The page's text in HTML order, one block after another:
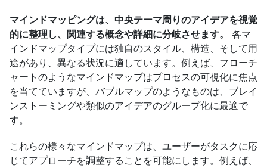
マインドマッピングは、中央テーマ周りのアイデアを視覚
的に整理し、関連する概念や詳細に分岐させます。
各マ
インドマップタイプには独自のスタイル、構造、そして用
途があり、異なる状況に適しています。例えば、フローチ
ャートのようなマインドマップはプロセスの可視化に焦点
を当てていますが、バブルマップのようなものは、ブレイ
ンストーミングや類似のアイデアのグループ化に最適で
す。
これらの様々なマインドマップは、ユーザーがタスクに応
じてアプローチを調整することを可能にします。例えば、